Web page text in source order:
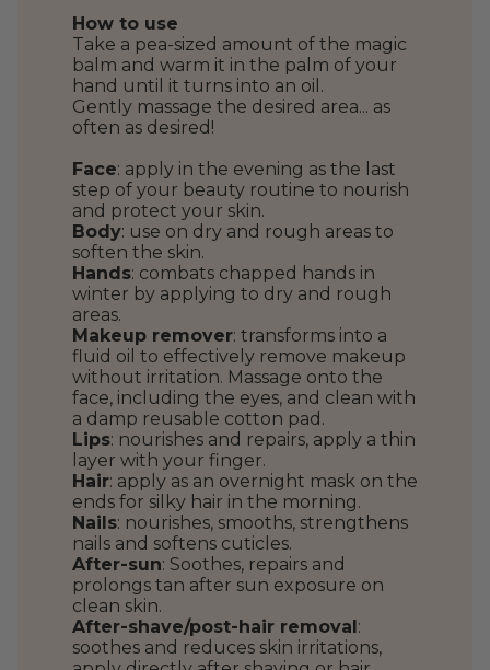
How to use
Take a pea-sized amount of the magic
balm and warm it in the palm of your
hand until it turns into an oil.
Gently massage the desired area... as
often as desired!
Face: apply in the evening as the last
step of your beauty routine to nourish
and protect your skin.
Body: use on dry and rough areas to
soften the skin.
Hands: combats chapped hands in
winter by applying to dry and rough
areas.
Makeup remover: transforms into a
fluid oil to effectively remove makeup
without irritation. Massage onto the
face, including the eyes, and clean with
a damp reusable cotton pad.
Lips: nourishes and repairs, apply a thin
layer with your finger.
Hair: apply as an overnight mask on the
ends for silky hair in the morning.
Nails: nourishes, smooths, strengthens
nails and softens cuticles.
After-sun: Soothes, repairs and
prolongs tan after sun exposure on
clean skin.
After-shave/post-hair removal :
soothes and reduces skin irritations,